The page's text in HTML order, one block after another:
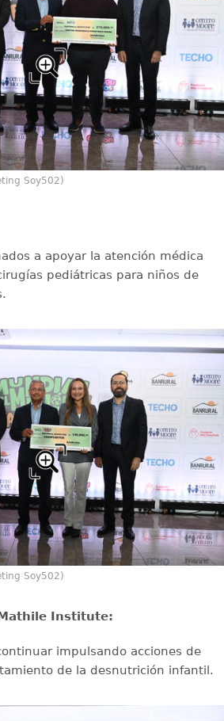
Soy502)
a apoyar la atención médica
pediátricas para niños de
Soy502)
Institute:
impulsando acciones de
de la desnutrición infantil.